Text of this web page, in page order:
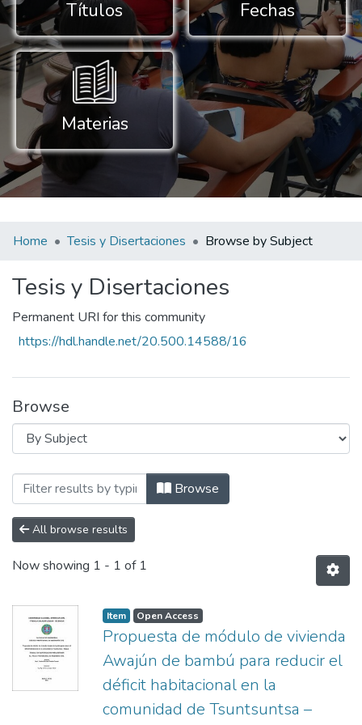
Títulos Fechas
Materias
Home Tesis y Disertaciones Browse by Subject
Tesis y Disertaciones
Permanent URI for this community
https://hdl.handle.net/20.500.14588/16
Browse
Browsing Tesis y Disertaciones by
Browse
All browse results
Now showing 1 - 1 of 1
Item Open Access
Propuesta de módulo de vivienda
Awajún de bambú para reducir el
déficit habitacional en la
comunidad de Tsuntsuntsa –